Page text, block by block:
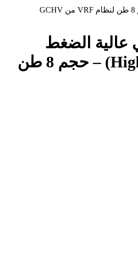
الضغط
الساكن (High ESP Ducted Unit) – حجم 8 طن